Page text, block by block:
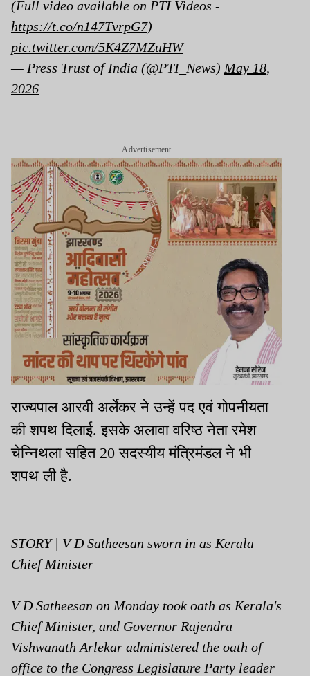
(Full video available on PTI Videos -
https://t.co/n147TvrpG7)
pic.twitter.com/5K4Z7MZuHW
— Press Trust of India (@PTI_News) May 18,
2026
Advertisement
राज्यपाल आरवी अर्लेकर ने उन्हें पद एवं गोपनीयता
की शपथ दिलाई. इसके अलावा वरिष्ठ नेता रमेश
चेन्निथला सहित 20 सदस्यीय मंत्रिमंडल ने भी
शपथ ली है.
STORY | V D Satheesan sworn in as Kerala
Chief Minister
V D Satheesan on Monday took oath as Kerala's
Chief Minister, and Governor Rajendra
Vishwanath Arlekar administered the oath of
office to the Congress Legislature Party leader